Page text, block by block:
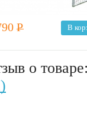
Р В
о